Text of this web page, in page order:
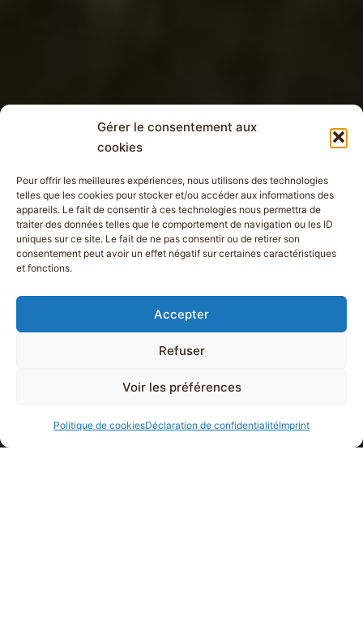
Gérer le consentement aux
cookies
Pour offrir les meilleures expériences, nous utilisons des technologies
telles que les cookies pour stocker et/ou accéder aux informations des
appareils. Le fait de consentir à ces technologies nous permettra de
traiter des données telles que le comportement de navigation ou les ID
uniques sur ce site. Le fait de ne pas consentir ou de retirer son
consentement peut avoir un effet négatif sur certaines caractéristiques
et fonctions.
Accepter
Refuser
Voir les préférences
Politique de cookiesDéclaration de confidentialitéImprint